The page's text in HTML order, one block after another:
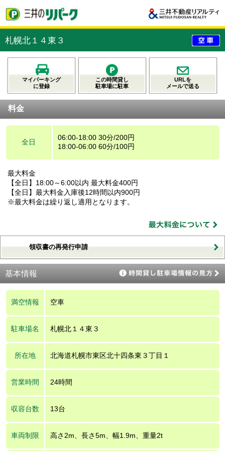
札幌北１４東３
マイパーキング
に登録
この時間貸し
駐車場に駐車
URLを
メールで送る
料金
全日
06:00-18:00 30分/200円
18:00-06:00 60分/100円
最大料金
【全日】18:00～6:00以内 最大料金400円
【全日】最大料金入庫後12時間以内900円
※最大料金は繰り返し適用となります。
領収書の再発行申請
基本情報
満空情報 空車
駐車場名 札幌北１４東３
所在地 北海道札幌市東区北十四条東３丁目１
営業時間 24時間
収容台数 13台
車両制限 高さ2m、長さ5m、幅1.9m、重量2t